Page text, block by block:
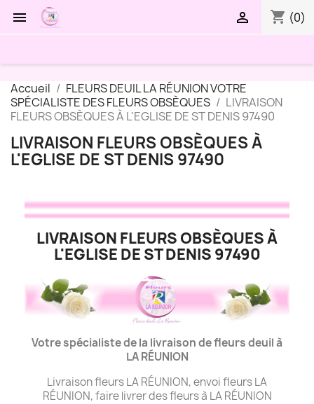
 shopping_cart (0)

Accueil
FLEURS DEUIL LA RÉUNION VOTRE
SPÉCIALISTE DES FLEURS OBSÈQUES
LIVRAISON
FLEURS OBSÈQUES À L'EGLISE DE ST DENIS 97490
LIVRAISON FLEURS OBSÈQUES À
L'EGLISE DE ST DENIS 97490
LIVRAISON FLEURS OBSÈQUES À
L'EGLISE DE ST DENIS 97490
Votre spécialiste de la livraison de fleurs deuil à
LARÉUNION
Livraison fleurs LA RÉUNION, envoi fleurs LA
RÉUNION, faire livrer des fleurs à LA RÉUNION